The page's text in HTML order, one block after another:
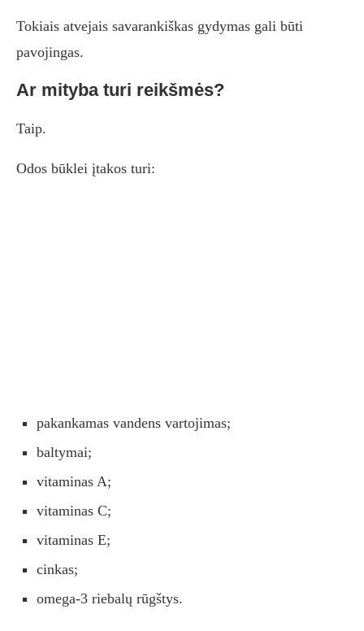
Tokiais atvejais savarankiškas gydymas gali būti
pavojingas.
Ar mityba turi reikšmės?
Taip.
Odos būklei įtakos turi:
pakankamas vandens vartojimas;
baltymai;
vitaminas A;
vitaminas C;
vitaminas E;
cinkas;
omega-3 riebalų rūgštys.